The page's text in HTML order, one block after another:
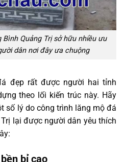
Quảng Trị sở hữu nhiều ưu
dân nơi đây ưa chuộng
đẹp rất được người hai tỉnh
theo lối kiến trúc này. Hãy
số lý do công trình lăng mộ đá
lại được người dân yêu thích
bỉ cao